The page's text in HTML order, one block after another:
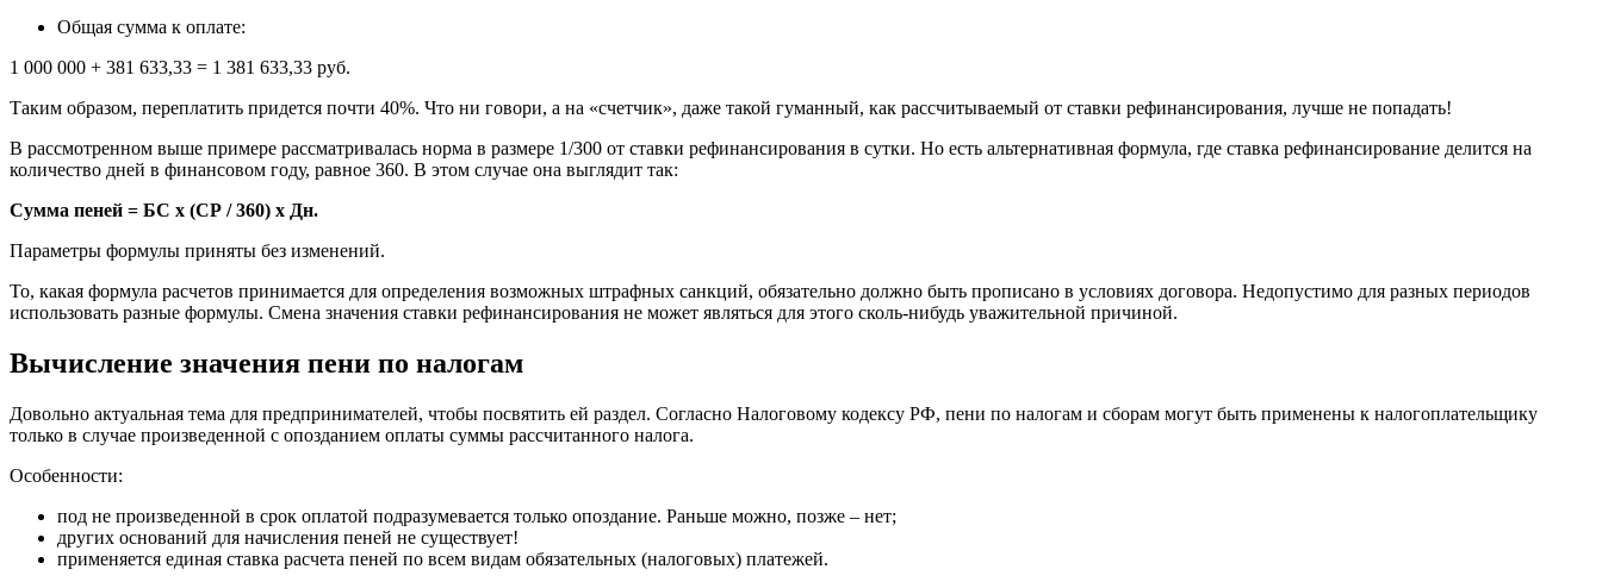
Общая сумма к оплате:
1 000 000 + 381 633,33 = 1 381 633,33 руб.
Таким образом, переплатить придется почти 40%. Что ни говори, а на «счетчик», даже такой гуманный, как рассчитываемый от ставки рефинансирования, лучше не попадать!
В рассмотренном выше примере рассматривалась норма в размере 1/300 от ставки рефинансирования в сутки. Но есть альтернативная формула, где ставка рефинансирование делится на
количество дней в финансовом году, равное 360. В этом случае она выглядит так:
Сумма пеней = БС x (СР / 360) x Дн.
Параметры формулы приняты без изменений.
То, какая формула расчетов принимается для определения возможных штрафных санкций, обязательно должно быть прописано в условиях договора. Недопустимо для разных периодов
использовать разные формулы. Смена значения ставки рефинансирования не может являться для этого сколь-нибудь уважительной причиной.
Вычисление значения пени по налогам
Довольно актуальная тема для предпринимателей, чтобы посвятить ей раздел. Согласно Налоговому кодексу РФ, пени по налогам и сборам могут быть применены к налогоплательщику
только в случае произведенной с опозданием оплаты суммы рассчитанного налога.
Особенности:
под не произведенной в срок оплатой подразумевается только опоздание. Раньше можно, позже – нет;
других оснований для начисления пеней не существует!
применяется единая ставка расчета пеней по всем видам обязательных (налоговых) платежей.